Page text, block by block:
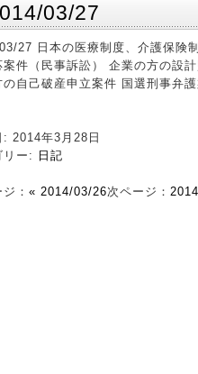
03/27
27 日本の医療制度、介護保険
案件（民事訴訟） 企業の方の設
の自己破産申立案件 国選刑事弁
: 2014年3月28日
リー:
日記
： « 2014/03/26次ページ：